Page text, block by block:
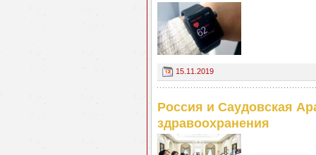
15.11.2019
Россия и Саудовская
здравоохранения